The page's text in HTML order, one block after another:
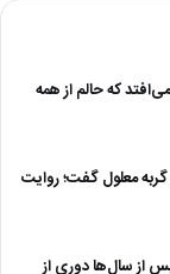
که حالم از همه
نیما شاهرخ شاهی از نجات بیش از ۶۰۰ گربه معلول گفت؛ روایت
پس از سال‌ها دوری از